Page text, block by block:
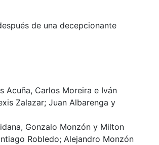
de una decepcionante
Acuña, Carlos Moreira e Iván
Zalazar; Juan Albarenga y
Gonzalo Monzón y Milton
Robledo; Alejandro Monzón